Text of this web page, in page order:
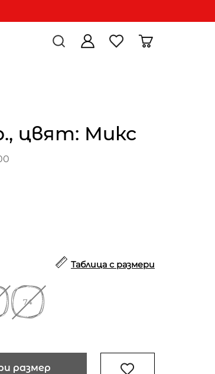
цвят: Микс
Таблица с размери
74
размер